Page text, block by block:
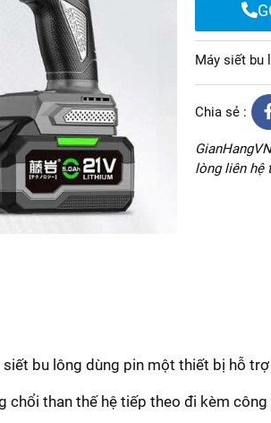
Máy siết bu
Chia sẻ :
lòng liên hệ
siết bu lông dùng pin một thiết bị hỗ
chổi than thế hệ tiếp theo đi kèm